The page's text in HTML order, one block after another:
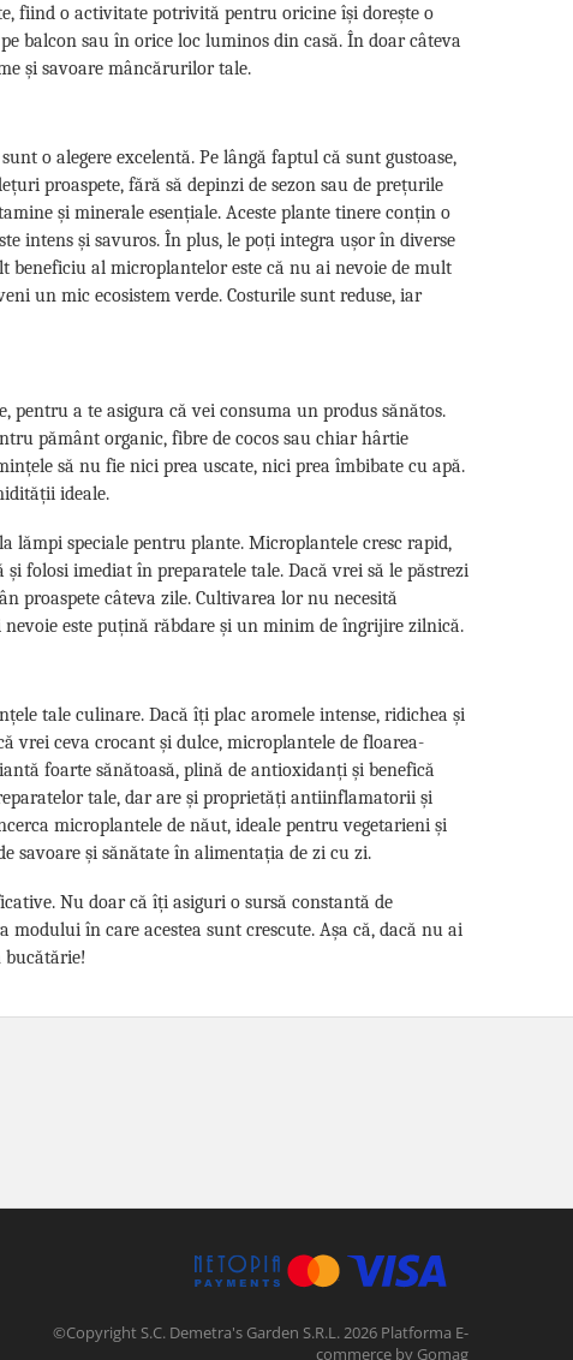
fiind o activitate potrivită pentru oricine își dorește o
balcon sau în orice loc luminos din casă. În doar câteva
și savoare mâncărurilor tale.
o alegere excelentă. Pe lângă faptul că sunt gustoase,
proaspete, fără să depinzi de sezon sau de prețurile
și minerale esențiale. Aceste plante tinere conțin o
intens și savuros. În plus, le poți integra ușor în diverse
beneficiu al microplantelor este că nu ai nevoie de mult
un mic ecosistem verde. Costurile sunt reduse, iar
pentru a te asigura că vei consuma un produs sănătos.
pământ organic, fibre de cocos sau chiar hârtie
să nu fie nici prea uscate, nici prea îmbibate cu apă.
ideale.
lămpi speciale pentru plante. Microplantele cresc rapid,
folosi imediat în preparatele tale. Dacă vrei să le păstrezi
proaspete câteva zile. Cultivarea lor nu necesită
este puțină răbdare și un minim de îngrijire zilnică.
tale culinare. Dacă îți plac aromele intense, ridichea și
vrei ceva crocant și dulce, microplantele de floarea-
foarte sănătoasă, plină de antioxidanți și benefică
tale, dar are și proprietăți antiinflamatorii și
microplantele de năut, ideale pentru vegetarieni și
savoare și sănătate în alimentația de zi cu zi.
Nu doar că îți asiguri o sursă constantă de
în care acestea sunt crescute. Așa că, dacă nu ai
bucătărie!
©Copyright S.C. Demetra's Garden S.R.L. 2026 Platforma E-
commerce by Gomag